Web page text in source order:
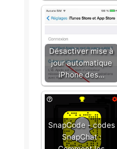
Désactiver mise à
jour automatique
iPhone des…
SnapCode - codes
SnapChat :